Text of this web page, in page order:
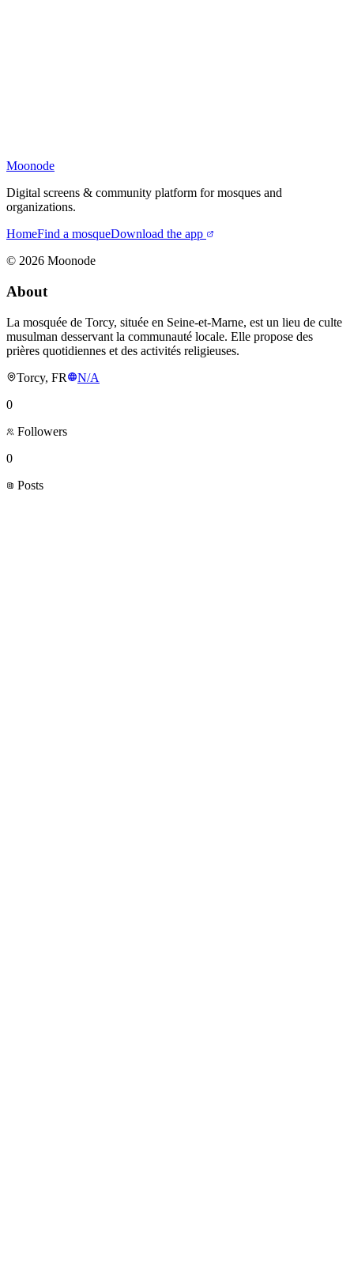
Moonode
Digital screens & community platform for mosques and
organizations.
HomeFind a mosqueDownload the app
© 2026 Moonode
About
La mosquée de Torcy, située en Seine-et-Marne, est un lieu de culte
musulman desservant la communauté locale. Elle propose des
prières quotidiennes et des activités religieuses.
Torcy, FR
N/A
0
Followers
0
Posts